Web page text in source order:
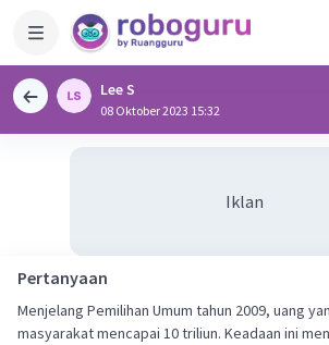
Lee S
08 Oktober 2023 15:32
Iklan
Pertanyaan
Menjelang Pemilihan Umum tahun 2009, uang
masyarakat mencapai 10 triliun. Keadaan ini